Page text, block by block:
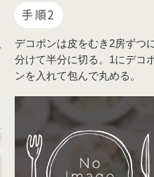
手順2
デコポンは皮をむき2房ずつ
分けて半分に切る。1にデコ
ンを入れて包んで丸める。